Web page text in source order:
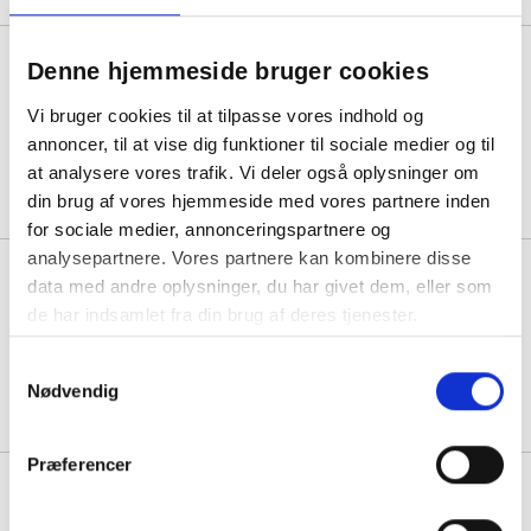
Denne hjemmeside bruger cookies
Vi bruger cookies til at tilpasse vores indhold og
annoncer, til at vise dig funktioner til sociale medier og til
at analysere vores trafik. Vi deler også oplysninger om
din brug af vores hjemmeside med vores partnere inden
for sociale medier, annonceringspartnere og
analysepartnere. Vores partnere kan kombinere disse
data med andre oplysninger, du har givet dem, eller som
de har indsamlet fra din brug af deres tjenester.
Nødvendig
Præferencer
Sækko-Boy låg til den nye model
120 liter, hvid
1 stk á 1.750,00
Sækko-Boy Reservedel ekstra
hjul 40-60-120L grå
Sækko-Boy Reservedel pedal til